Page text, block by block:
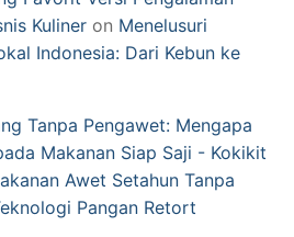
Kuliner on Menelusuri
Indonesia: Dari Kebun ke
Tanpa Pengawet: Mengapa
Makanan Siap Saji - Kokikit
Awet Setahun Tanpa
Pangan Retort